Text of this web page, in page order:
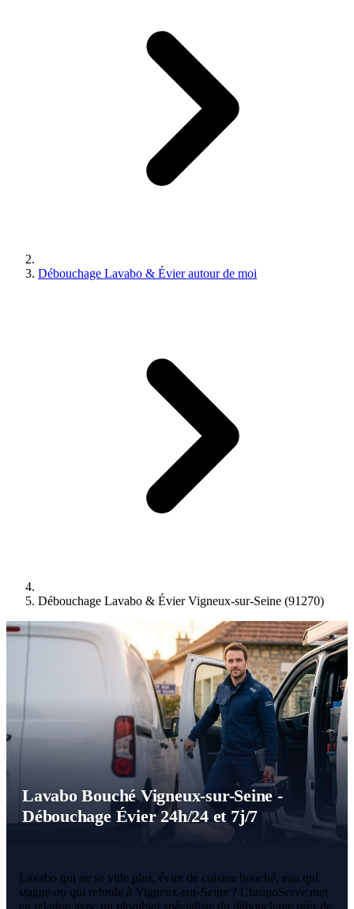
Débouchage Lavabo & Évier autour de moi
Débouchage Lavabo & Évier Vigneux-sur-Seine (91270)
Lavabo Bouché Vigneux-sur-Seine -
Débouchage Évier 24h/24 et 7j/7
Lavabo qui ne se vide plus, évier de cuisine bouché, eau qui
stagne ou qui refoule à Vigneux-sur-Seine ? ChronoServe met